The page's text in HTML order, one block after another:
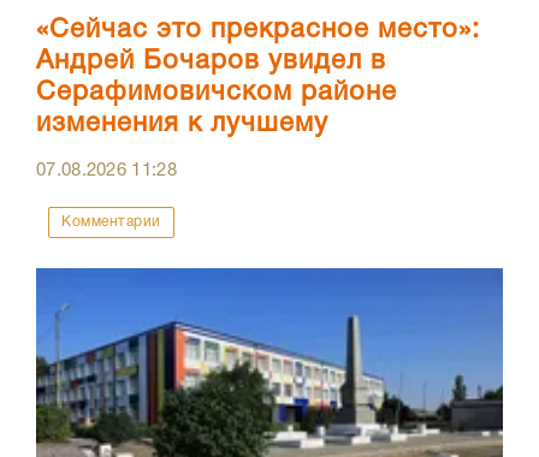
«Сейчас это прекрасное место»:
Андрей Бочаров увидел в
Серафимовичском районе
изменения к лучшему
07.08.2026 11:28
Комментарии